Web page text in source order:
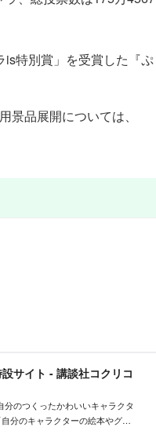
特別賞」を受賞した『ぷ
品展開については、
イト - 講談社コクリコ
のつくったかわいいキャラクタ
分のキャラクターの絵本やグッ